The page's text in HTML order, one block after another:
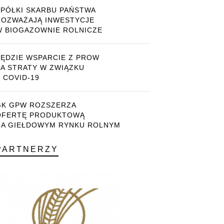
SKARBU PAŃSTWA
INWESTYCJE
BIOGAZOWNIE ROLNICZE
WSPARCIE Z PROW
STRATY W ZWIĄZKU
COVID-19
GPW ROZSZERZA
PRODUKTOWĄ
GIEŁDOWYM RYNKU ROLNYM